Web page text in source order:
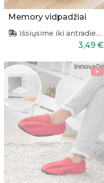
Memory vidpadžiai
Išsiųsime iki antradienio
3,49 €